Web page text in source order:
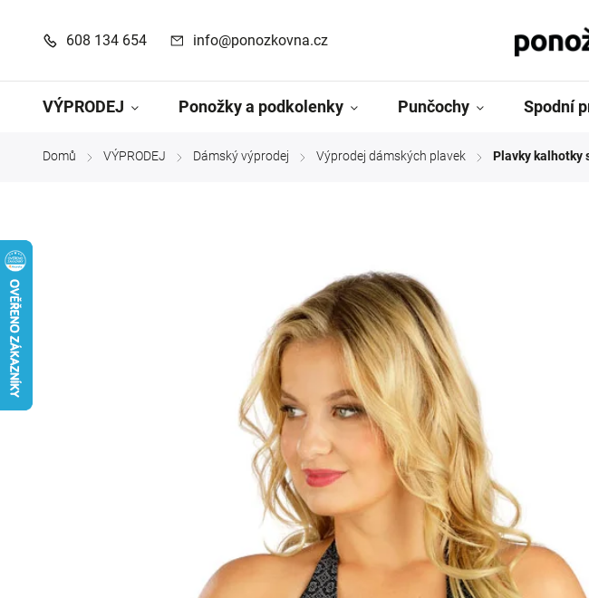
608 134 654 info@ponozkovna.cz
VÝPRODEJ Ponožky a podkolenky Punčochy Spodní
Domů / VÝPRODEJ / Dámský výprodej / Výprodej dámských plavek / Plavky kalhotky